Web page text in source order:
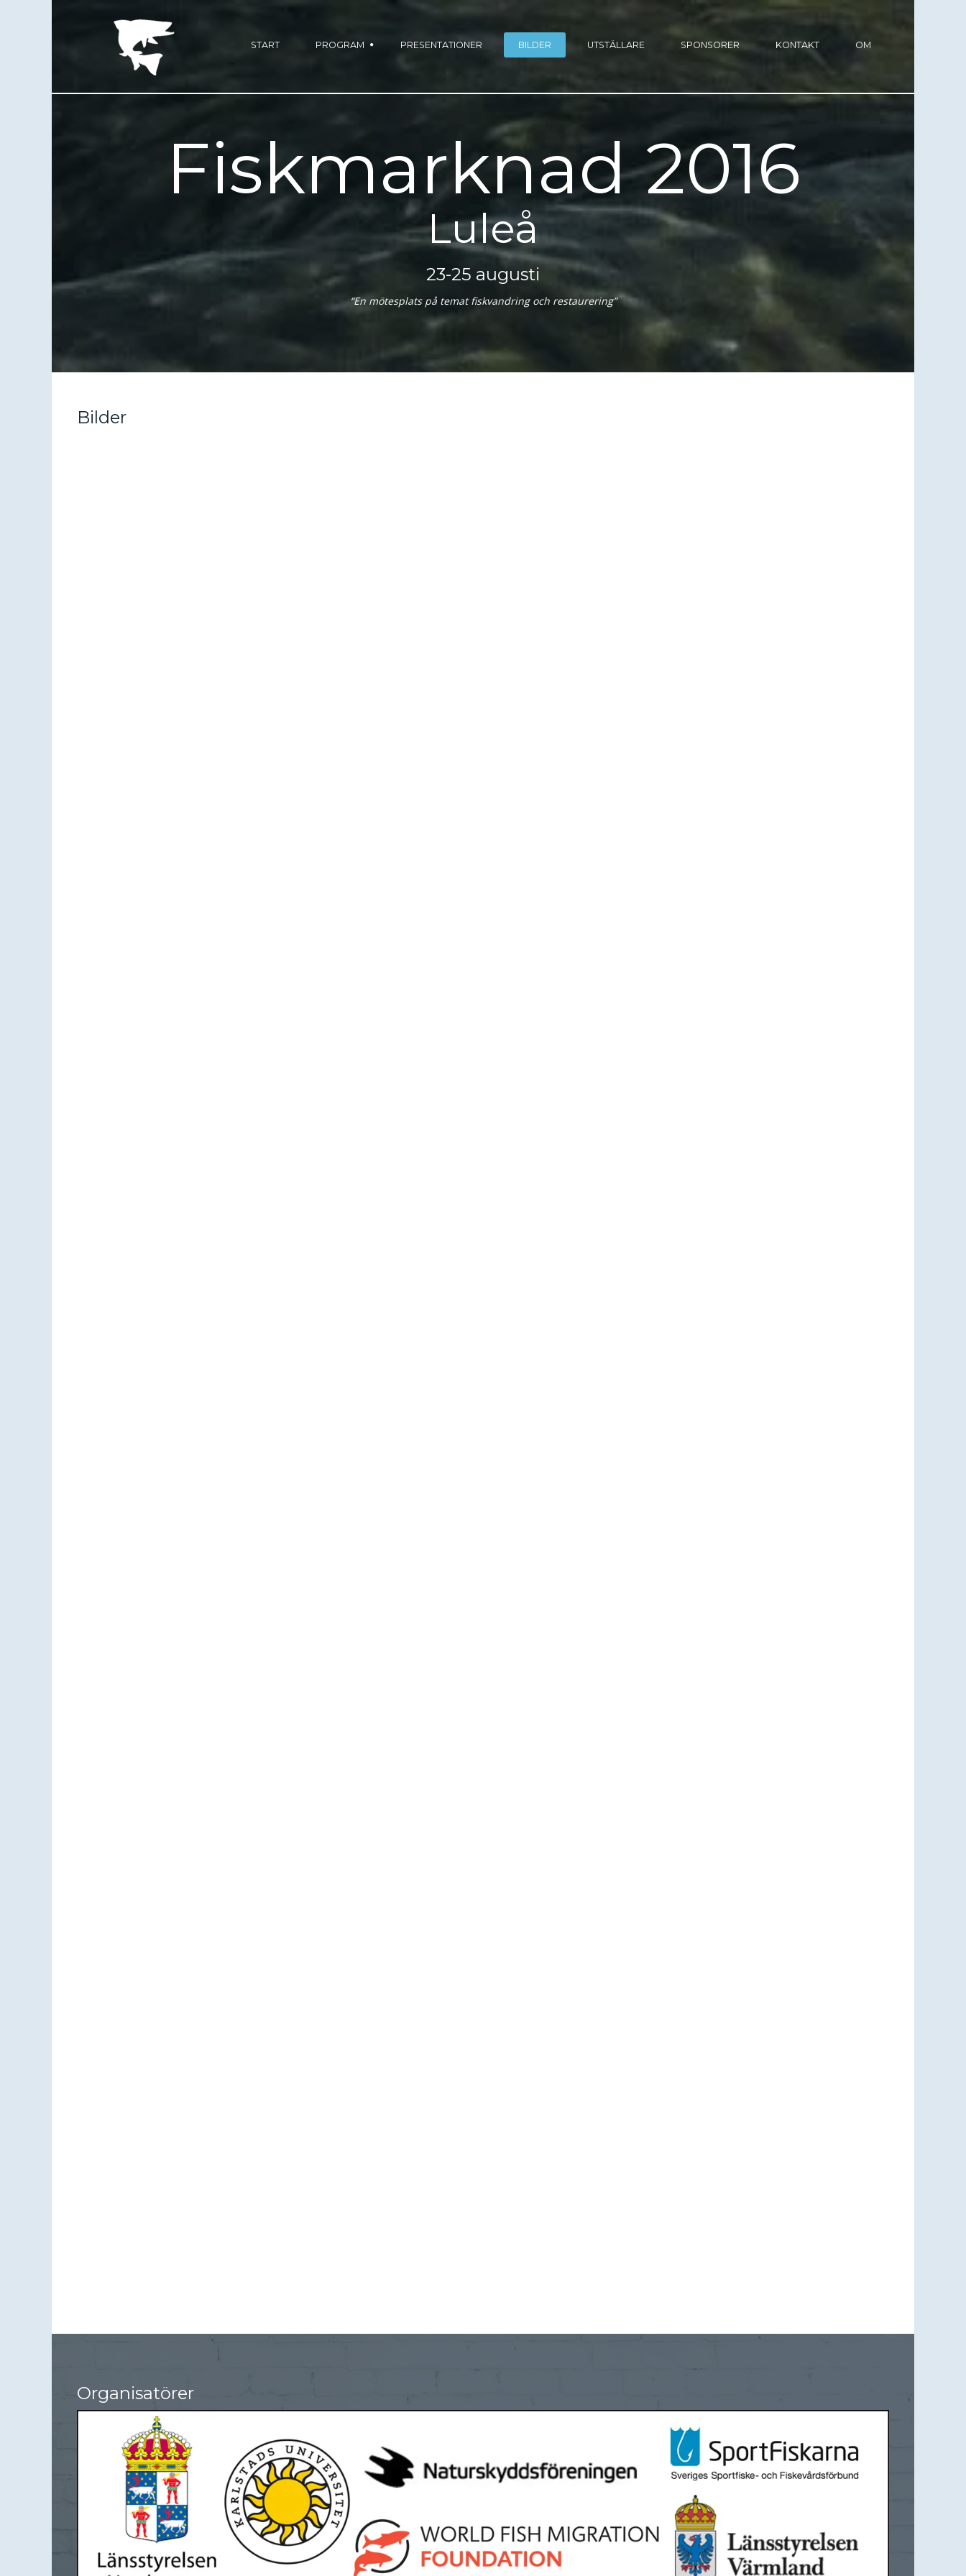
START PROGRAM PRESENTATIONER BILDER UTSTÄLLARE SPONSORER KONTAKT OM
Fiskmarknad 2016
Luleå
23-25 augusti
“En mötesplats på temat fiskvandring och restaurering”
Bilder
Organisatörer